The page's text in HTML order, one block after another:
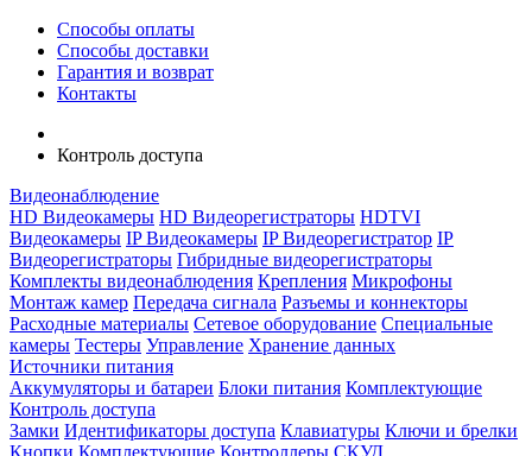
Способы оплаты
Способы доставки
Гарантия и возврат
Контакты
Контроль доступа
Видеонаблюдение
HD Видеокамеры HD Видеорегистраторы HDTVI
Видеокамеры IP Видеокамеры IP Видеорегистратор IP
Видеорегистраторы Гибридные видеорегистраторы
Комплекты видеонаблюдения Крепления Микрофоны
Монтаж камер Передача сигнала Разъемы и коннекторы
Расходные материалы Сетевое оборудование Специальные
камеры Тестеры Управление Хранение данных
Источники питания
Аккумуляторы и батареи Блоки питания Комплектующие
Контроль доступа
Замки Идентификаторы доступа Клавиатуры Ключи и брелки
Кнопки Комплектующие Контроллеры СКУД